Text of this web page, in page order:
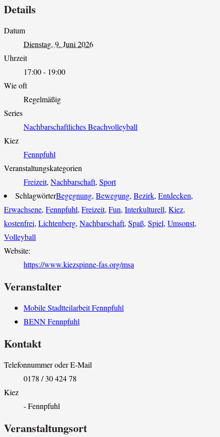
Details
Datum
Dienstag, 9. Juni 2026
Uhrzeit
17:00 - 19:00
Wie oft
Regelmäßig
Series
Nachbarschaftliches Beachvolleyball
Kiez
Fennpfuhl
Veranstaltungskategorien
Freizeit, Nachbarschaft, Sport
SchlagwörterBegegnung, Bewegung, Bezirk, Entdecken,
Erwachsene, Fennpfuhl, Freizeit, Fun, Interkulturell, Kiez,
kostenfrei, Lichtenberg, Nachbarschaft, Spaß, Spiel, Umsonst,
Volleyball
Website:
https://www.kiezspinne-fas.org/msa
Veranstalter
Mobile Stadtteilarbeit Fennpfuhl
BENN Fennpfuhl
Kontakt
Telefonnummer oder E-Mail
0178 / 30 424 78
Kiez
- Fennpfuhl
Veranstaltungsort